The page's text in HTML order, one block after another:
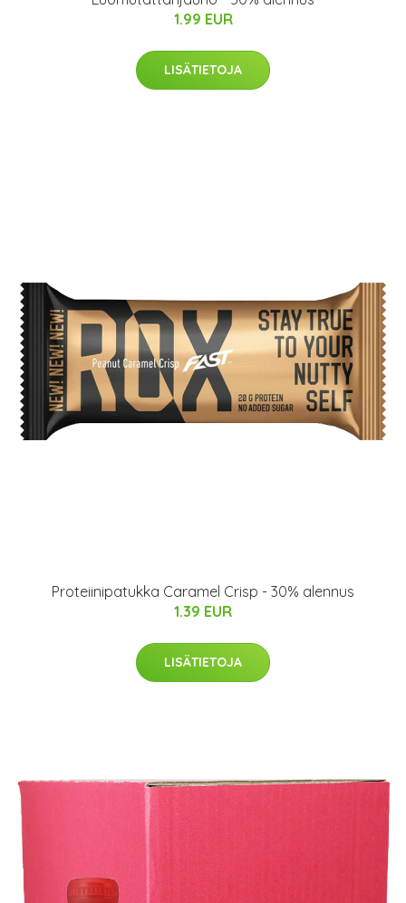
1.99 EUR
LISÄTIETOJA
Proteiinipatukka Caramel Crisp - 30% alennus
1.39 EUR
LISÄTIETOJA